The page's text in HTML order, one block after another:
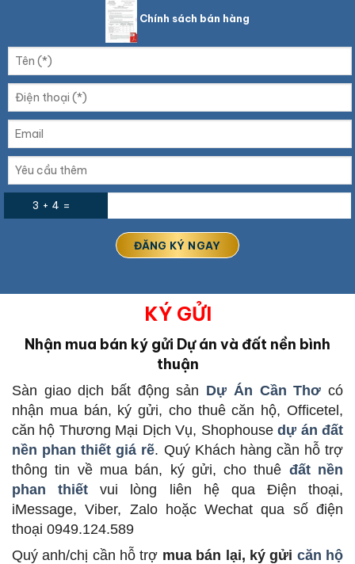
Chính sách bán hàng
3 + 4 =
KÝ GỬI
Nhận mua bán ký gửi Dự án và đất nền bình
thuận
Sàn giao dịch bất động sản Dự Án Cần Thơ có
nhận mua bán, ký gửi, cho thuê căn hộ, Officetel,
căn hộ Thương Mại Dịch Vụ, Shophousedự án đất
nền phan thiết giá rẽ. Quý Khách hàng cần hỗ trợ
thông tin về mua bán, ký gửi, cho thuê đất nền
phan thiết vui lòng liên hệ qua Điện thoại,
iMessage, Viber, Zalo hoặc Wechat qua số điện
thoại 0949.124.589
Quý anh/chị cần hỗ trợ mua bán lại, ký gửi căn hộ